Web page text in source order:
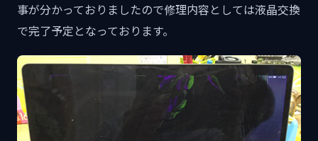
事が分かっておりましたので修理内容としては液晶交換
で完了予定となっております。